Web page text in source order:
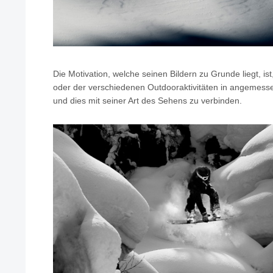
Die Motivation, welche seinen Bildern zu Grunde liegt,
oder der verschiedenen Outdooraktivitäten in
und dies mit seiner Art des Sehens zu verbinden.